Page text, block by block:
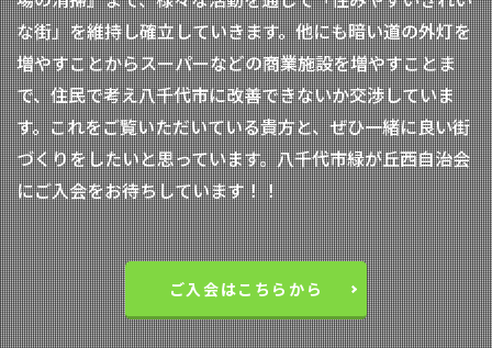
な街」を維持し確立していきます。他にも暗い道の外灯を
増やすことからスーパーなどの商業施設を増やすことま
で、住民で考え八千代市に改善できないか交渉していま
す。これをご覧いただいている貴方と、ぜひ一緒に良い街
づくりをしたいと思っています。八千代市緑が丘西自治会
にご入会をお待ちしています！！
ご入会はこちらから